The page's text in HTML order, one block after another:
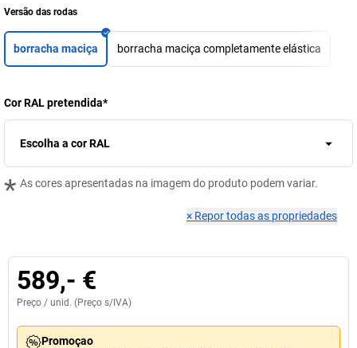
Versão das rodas
borracha maciça borracha maciça completamente elástica
Cor RAL pretendida*
Escolha a cor RAL
* As cores apresentadas na imagem do produto podem variar.
× Repor todas as propriedades
589,- €
Preço / unid. (Preço s/IVA)
Promoçao